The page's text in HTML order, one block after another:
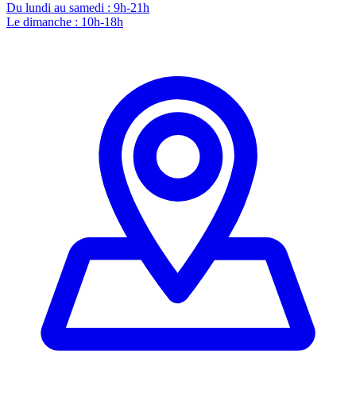
Du lundi au samedi : 9h-21h
Le dimanche : 10h-18h